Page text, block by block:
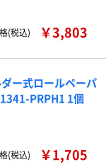
(税込)
￥3,803
ー式ロールペーパ
PRPH1 1個
(税込)
￥1,705